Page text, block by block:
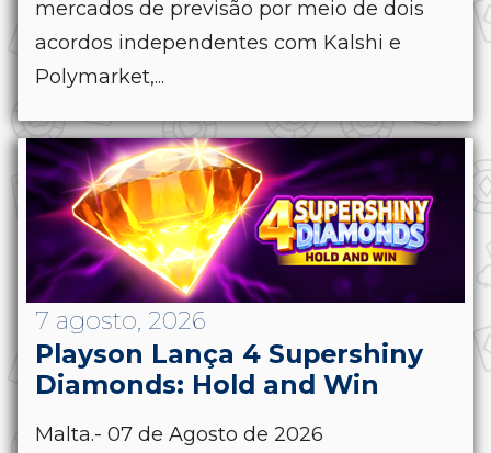
mercados de previsão por meio de dois
acordos independentes com Kalshi e
Polymarket,...
7 agosto, 2026
Playson Lança 4 Supershiny
Diamonds: Hold and Win
Malta.- 07 de Agosto de 2026